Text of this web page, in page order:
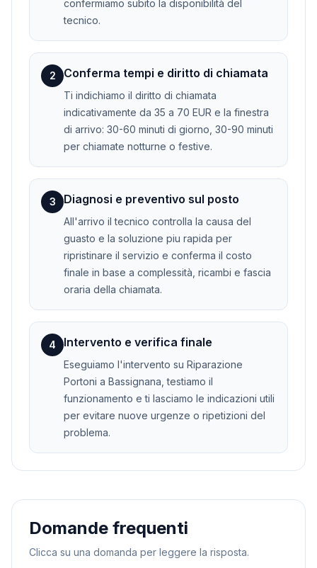
confermiamo subito la disponibilità del
tecnico.
2 Conferma tempi e diritto di chiamata
Ti indichiamo il diritto di chiamata
indicativamente da 35 a 70 EUR e la finestra
di arrivo: 30-60 minuti di giorno, 30-90 minuti
per chiamate notturne o festive.
3 Diagnosi e preventivo sul posto
All'arrivo il tecnico controlla la causa del
guasto e la soluzione piu rapida per
ripristinare il servizio e conferma il costo
finale in base a complessità, ricambi e fascia
oraria della chiamata.
4 Intervento e verifica finale
Eseguiamo l'intervento su Riparazione
Portoni a Bassignana, testiamo il
funzionamento e ti lasciamo le indicazioni utili
per evitare nuove urgenze o ripetizioni del
problema.
Domande frequenti
Clicca su una domanda per leggere la risposta.